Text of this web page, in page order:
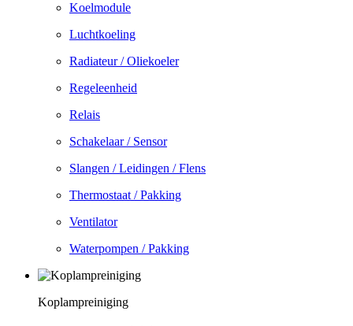
Koelmodule
Luchtkoeling
Radiateur / Oliekoeler
Regeleenheid
Relais
Schakelaar / Sensor
Slangen / Leidingen / Flens
Thermostaat / Pakking
Ventilator
Waterpompen / Pakking
Koplampreiniging